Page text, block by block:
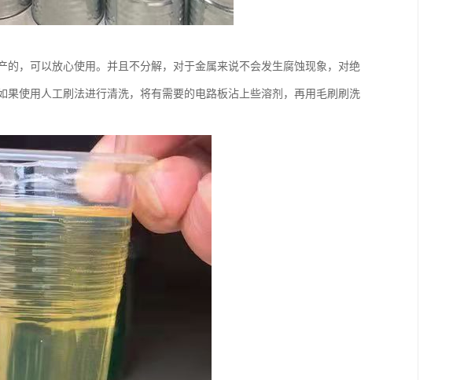
，可以放心使用。并且不分解，对于金属来说不会发生腐蚀现象，对绝
使用人工刷法进行清洗，将有需要的电路板沾上些溶剂，再用毛刷刷洗